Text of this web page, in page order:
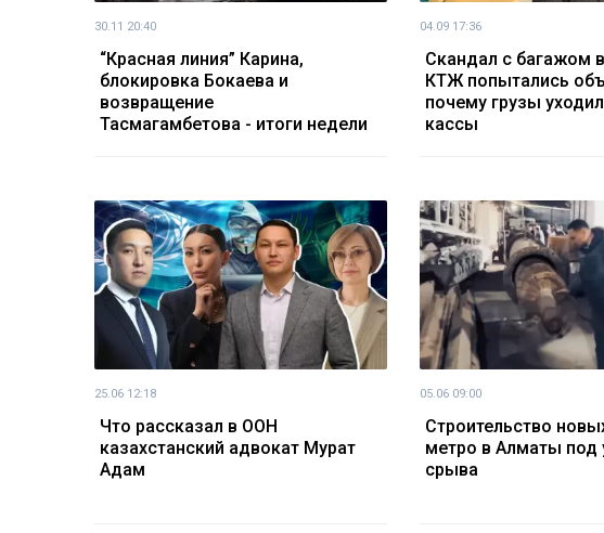
30.11 20:40
“Красная линия” Карина,
блокировка Бокаева и
возвращение
Тасмагамбетова - итоги недели
04.09 17:36
Скандал с багажом
КТЖ попытались
почему грузы
кассы
25.06 12:18
Что рассказал в ООН
казахстанский адвокат Мурат
Адам
05.06 09:00
Строительство
метро в Алматы под
срыва